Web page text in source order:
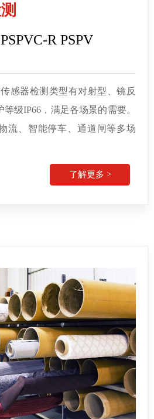
R PSPV
感器检测类型有对射型、镜反
级IP66， 满足各场景的需要。
流、智能停车、通道闸等多场
了解更多 >